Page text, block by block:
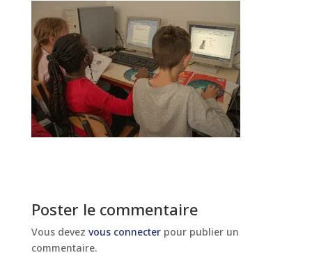
Poster le commentaire
Vous devez vous connecterpour publier un
commentaire.